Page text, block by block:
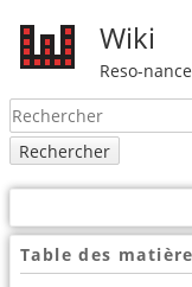
Wiki
Reso-
Rechercher
Table des